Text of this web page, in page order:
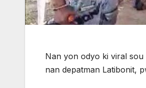
Nan yon odyo ki viral sou
nan depatman Latibonit,